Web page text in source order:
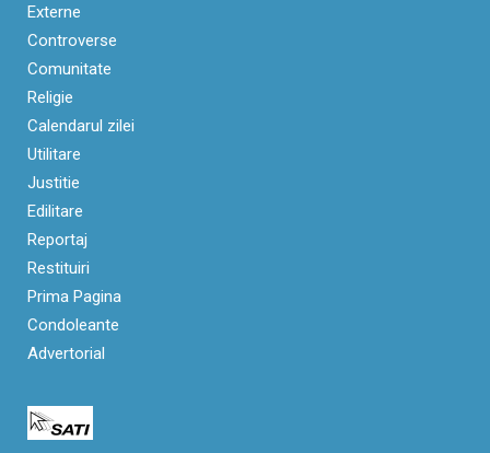
Externe
Controverse
Comunitate
Religie
Calendarul zilei
Utilitare
Justitie
Edilitare
Reportaj
Restituiri
Prima Pagina
Condoleante
Advertorial